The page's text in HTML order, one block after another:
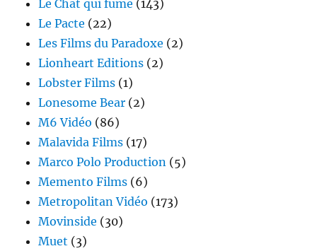
Le Chat qui fume (143)
Le Pacte (22)
Les Films du Paradoxe (2)
Lionheart Editions (2)
Lobster Films (1)
Lonesome Bear (2)
M6 Vidéo (86)
Malavida Films (17)
Marco Polo Production (5)
Memento Films (6)
Metropolitan Vidéo (173)
Movinside (30)
Muet (3)